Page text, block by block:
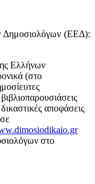
Δημοσιολόγων (ΕΕΔ):
Ελλήνων
(στο
αποφάσεις
στο